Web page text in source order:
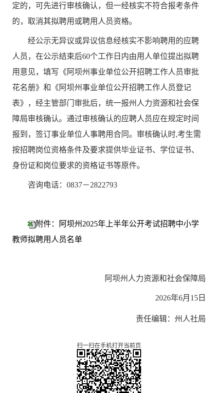
定的，可先进行审核确认，但一经核实不符合报考条件
的，取消其拟聘用或聘用人员资格。
经公示无异议或异议信息经核实不影响聘用的应聘
人员，在公示结束后60个工作日内由用人单位提出拟聘
用意见，填写《阿坝州事业单位公开招聘工作人员审批
花名册》和《阿坝州事业单位公开招聘工作人员登记
表》，经主管部门审批后，统一报州人力资源和社会保
障局审核确认。通过审核确认的应聘人员应在规定时间
报到，签订事业单位人事聘用合同。审核确认时,考生需
按招聘岗位资格条件及要求提供毕业证书、学位证书、
身份证和岗位要求的资格证书等原件。
咨询电话： 0837－2822793
附件：阿坝州2025年上半年公开考试招聘中小学
教师拟聘用人员名单
阿坝州人力资源和社会保障局
2026年6月15日
责任编辑：州人社局
扫一扫在手机打开当前页